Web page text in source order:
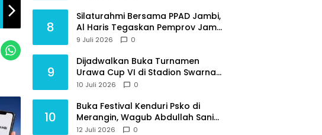
8
Silaturahmi Bersama PPAD Jambi,
Al Haris Tegaskan Pemprov Jambi
Terus Rangkul Para Purnawirawan
9 Juli 2026 0
9
Dijadwalkan Buka Turnamen
Urawa Cup VI di Stadion Swarna
Bhumi, Gubernur Al Haris Siap
10 Juli 2026 0
10
Buka Festival Kenduri Psko di
Merangin, Wagub Abdullah Sani
Ajak Generasi Muda Jaga Budaya
12 Juli 2026 0